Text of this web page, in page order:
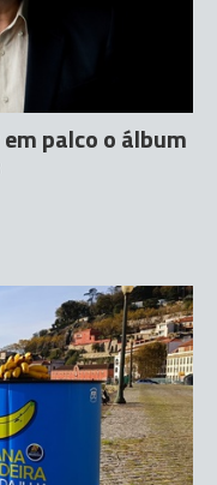
palco o álbum